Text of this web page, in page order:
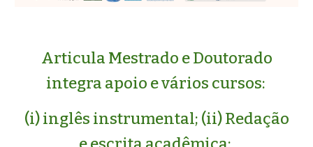
Articula Mestrado e Doutorado
integra apoio e vários cursos:
(i) inglês instrumental; (ii) Redação